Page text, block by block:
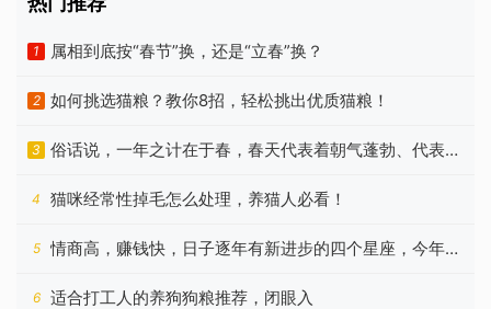
1 属相到底按“春节”换，还是“立春”换？
2 如何挑选猫粮？教你8招，轻松挑出优质猫粮！
3
俗话说，一年之计在于春，春天代表着朝气蓬勃、代表着
希望
4 猫咪经常性掉毛怎么处理，养猫人必看！
5
情商高，赚钱快，日子逐年有新进步的四个星座，今年更
好
6 适合打工人的养狗狗粮推荐，闭眼入